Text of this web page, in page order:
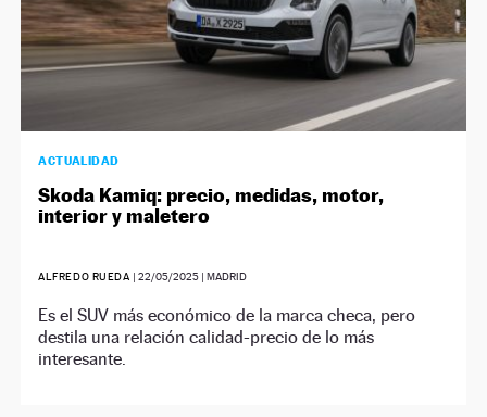
ACTUALIDAD
Skoda Kamiq: precio, medidas, motor,
interior y maletero
ALFREDO RUEDA | 22/05/2025| MADRID
Es el SUV más económico de la marca checa, pero
destila una relación calidad-precio de lo más
interesante.